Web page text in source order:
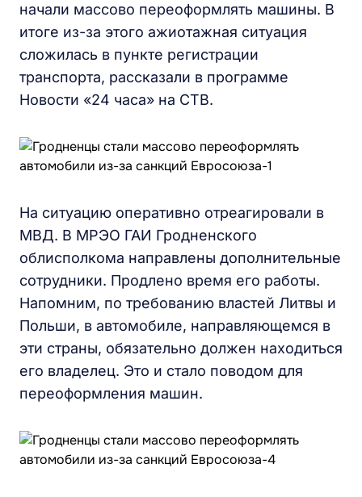
начали массово переоформлять машины. В
итоге из-за этого ажиотажная ситуация
сложилась в пункте регистрации
транспорта, рассказали в программе
Новости «24 часа» на СТВ.
На ситуацию оперативно отреагировали в
МВД. В МРЭО ГАИ Гродненского
облисполкома направлены дополнительные
сотрудники. Продлено время его работы.
Напомним, по требованию властей Литвы и
Польши, в автомобиле, направляющемся в
эти страны, обязательно должен находиться
его владелец. Это и стало поводом для
переоформления машин.